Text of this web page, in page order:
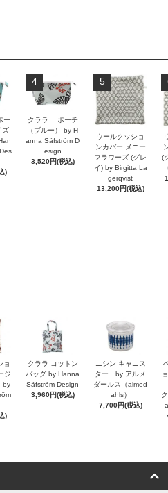
ー
ズ
)
4
クララ ポーチ
（ブルー） by H
anna Säfström D
esign
3,520円(税込)
5
ウールクッショ
ンカバー メニー
フラワーズ (グレ
イ) by Birgitta La
gerqvist
13,200円(税込)
(
ョ
ジ
by
)
クララ コットン
バッグ by Hanna
Säfström Design
3,960円(税込)
ニシン キャニス
ター by アルメ
ダールス（almed
ahls）
7,700円(税込)